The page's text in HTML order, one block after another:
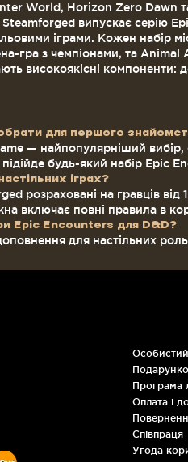
World, Horizon Zero Dawn
Steamforged випускає серію
іграми. Кожен набір
гра з чемпіонами, та
високоякісні компоненти:
для першого
— найпопулярніший
будь-який набір Epic
іграх?
розраховані на гравців
включає повні правила в
Epic Encounters для D&D?
для настільних
Особистий
Програма
Оплата і
Співпраця
Угода